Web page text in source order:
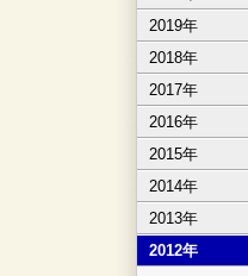
2019年
2018年
2017年
2016年
2015年
2014年
2013年
2012年